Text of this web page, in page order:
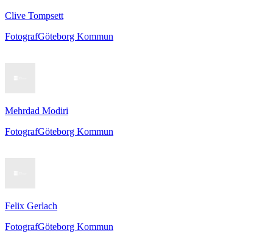
Clive Tompsett
FotografGöteborg Kommun
Mehrdad Modiri
FotografGöteborg Kommun
Felix Gerlach
FotografGöteborg Kommun